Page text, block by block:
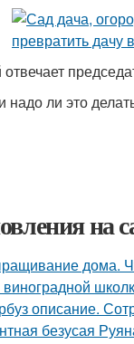
надо ли это
на
дома.
виноградной
описание.
безусая